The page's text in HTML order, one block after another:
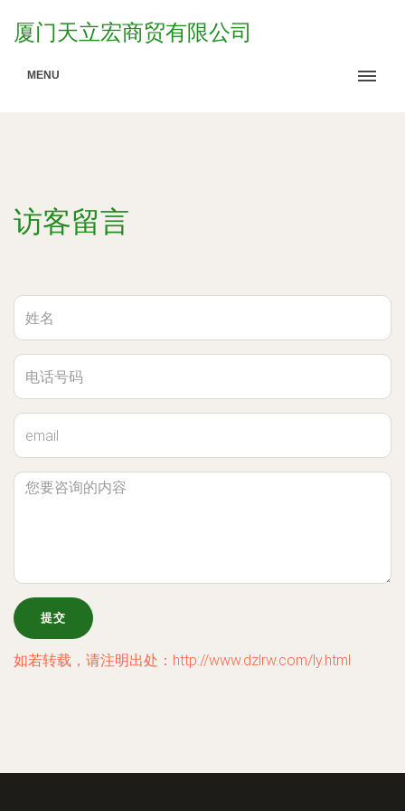
厦门天立宏商贸有限公司
MENU
访客留言
如若转载，请注明出处：http://www.dzlrw.com/ly.html